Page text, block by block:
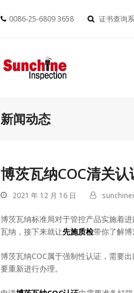
0086-25-6809 3658 证书查询
新闻动态
博茨瓦纳COC清关
2021 年 12 月 16 日
博茨瓦纳标准局对于管控产品实施着
瓦纳，接下来就让先施质检带你了解博
博茨瓦纳COC属于强制性认证，需要
要重新进行办理。